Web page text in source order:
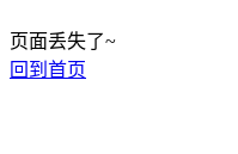
页面丢失了~
回到首页